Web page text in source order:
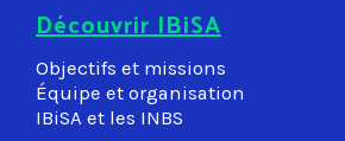
Découvrir IBiSA
Objectifs et missions
Équipe et organisation
IBiSA et les INBS